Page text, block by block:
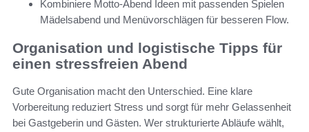
Kombiniere Motto-Abend Ideen mit passenden Spielen
Mädelsabend und Menüvorschlägen für besseren Flow.
Organisation und logistische Tipps für
einen stressfreien Abend
Gute Organisation macht den Unterschied. Eine klare
Vorbereitung reduziert Stress und sorgt für mehr Gelassenheit
bei Gastgeberin und Gästen. Wer strukturierte Abläufe wählt,